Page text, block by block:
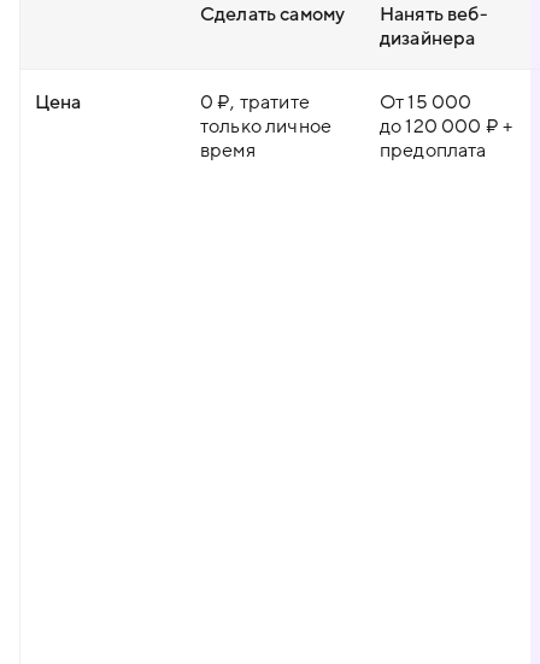
Сделать самому
Нанять веб-
дизайнера
Цена
0 ₽, тратите
только личное
время
От 15 000
до 120 000 ₽ +
предоплата